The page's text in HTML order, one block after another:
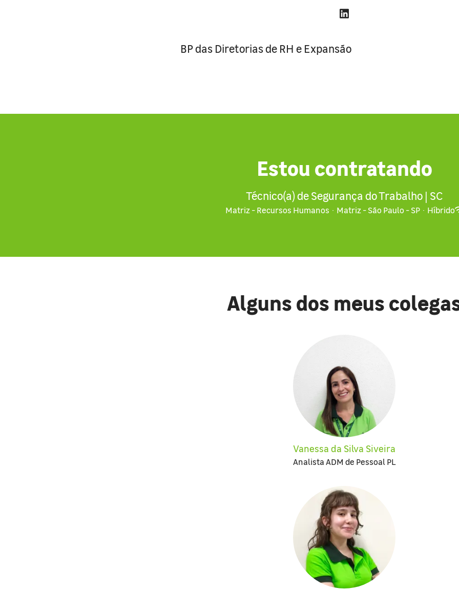
BP das Diretorias de RH e Expansão
Estou contratando
Técnico(a) de Segurança do Trabalho | SC
Matriz - Recursos Humanos · Matriz - São Paulo - SP · Híbrido
Alguns dos meus
Vanessa da Silva Siveira
Analista ADM de Pessoal PL